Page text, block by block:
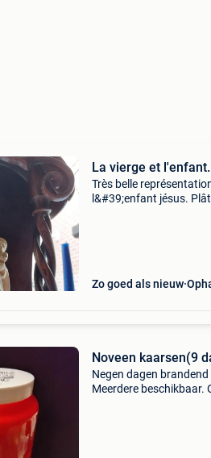
La vierge et l'enfant.
Très belle
l&#39;enfant jésus.
Zo goed als nieuw
Noveen kaarsen(9
Negen dagen
Meerdere beschikbaar.